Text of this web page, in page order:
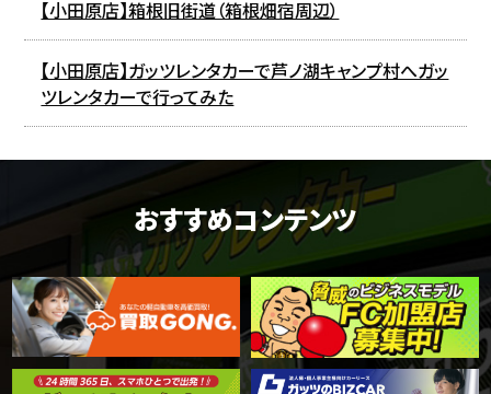
【小田原店】箱根旧街道（箱根畑宿周辺）
【小田原店】ガッツレンタカーで芦ノ湖キャンプ村へガッ
ツレンタカーで行ってみた
おすすめコンテンツ